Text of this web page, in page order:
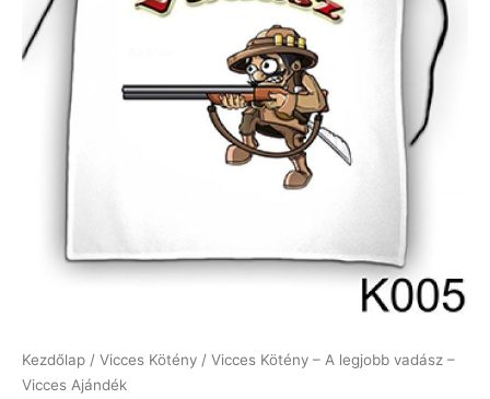
Kezdőlap / Vicces Kötény / Vicces Kötény – A legjobb vadász –
Vicces Ajándék